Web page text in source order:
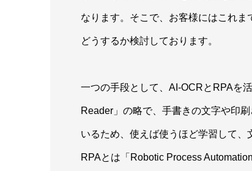
なります。そこで、お客様にはこれ
どうするか検討しております。
一つの手段として、AI-OCRとRPAを
Reader」の略で、手書きの文字や印
いるため、使えば使うほど学習して、
RPAとは「Robotic Process